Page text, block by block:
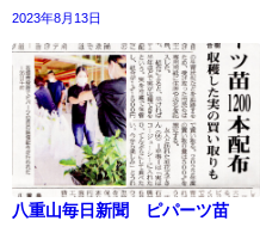
2023年8月13日
八重山毎日新聞 ピパーツ苗